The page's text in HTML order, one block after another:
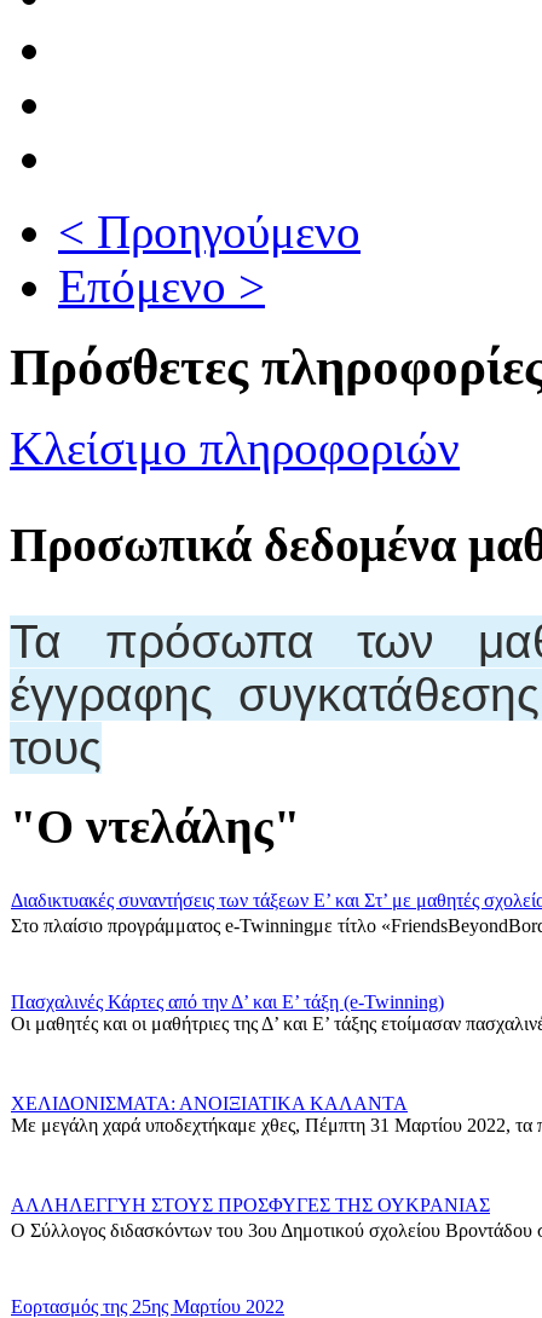
< Προηγούμενο
Επόμενο >
Πρόσθετες
Κλείσιμο πληροφοριών
Προσωπικά δεδομένα
Τα πρόσωπα των
έγγραφης
τους
"Ο ντελάλης"
Διαδικτυακές συναντήσεις των τάξεων Ε’ και Στ’ με μαθητές
Στο πλαίσιο προγράμματος e-Twinningμε τίτλο
Πασχαλινές Κάρτες από την Δ’ και Ε’ τάξη (e-Twinning)
Οι μαθητές και οι μαθήτριες της Δ’ και Ε’ τάξης ετοίμασαν
ΧΕΛΙΔΟΝΙΣΜΑΤΑ: ΑΝΟΙΞΙΑΤΙΚΑ ΚΑΛΑΝΤΑ
Με μεγάλη χαρά υποδεχτήκαμε χθες, Πέμπτη 31 Μαρτίου 2022, τα
ΑΛΛΗΛΕΓΓΥΗ ΣΤΟΥΣ ΠΡΟΣΦΥΓΕΣ ΤΗΣ ΟΥΚΡΑΝΙΑΣ
Ο Σύλλογος διδασκόντων του 3ου Δημοτικού σχολείου
Εορτασμός της 25ης Μαρτίου 2022